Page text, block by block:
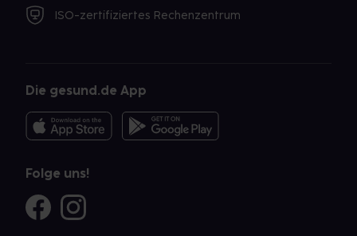
ISO-zertifiziertes Rechenzentrum
Die gesund.de App
Folge uns!